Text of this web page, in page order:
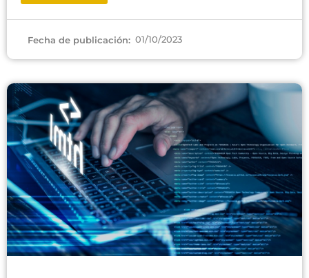
Fecha de publicación: 01/10/2023